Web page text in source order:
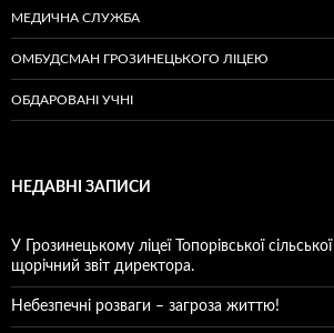
МЕДИЧНА СЛУЖБА
ОМБУДСМАН ГРОЗИНЕЦЬКОГО ЛІЦЕЮ
ОБДАРОВАНІ УЧНІ
НЕДАВНІ ЗАПИСИ
У Грозинецькому ліцеї Топорівської
щорічний звіт директора.
Небезпечні розваги – загроза життю!